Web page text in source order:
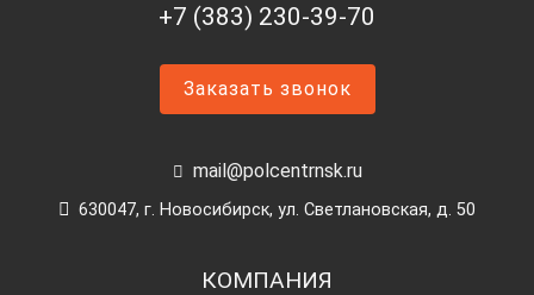
+7 (383) 230-39-70
Заказать звонок
mail@polcentrnsk.ru
630047, г. Новосибирск, ул. Светлановская, д. 50
КОМПАНИЯ